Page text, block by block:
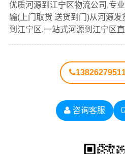
优质河源到江宁区物流公司,专
输(上门取货 送货到门)从河源
到江宁区,一站式河源到江宁区
咨询客服